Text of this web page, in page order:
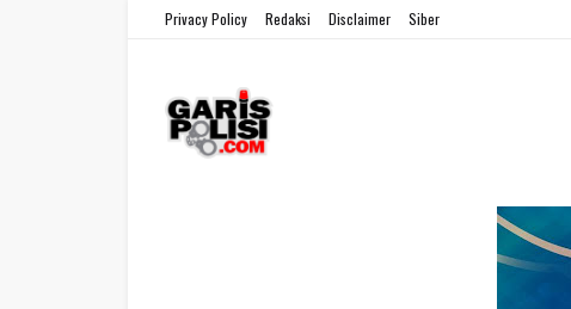
Privacy Policy Redaksi Disclaimer Siber